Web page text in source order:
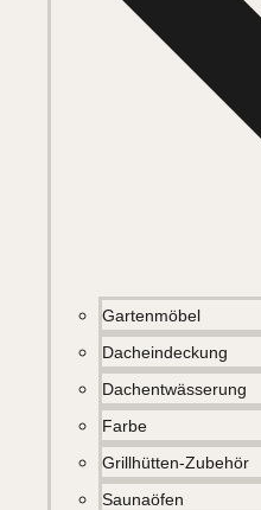
Gartenmöbel
Dacheindeckung
Dachentwässerung
Farbe
Grillhütten-Zubehör
Saunaöfen